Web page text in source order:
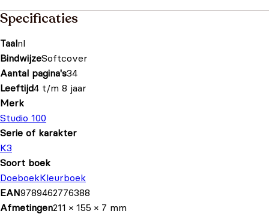
Specificaties
Taalnl
BindwijzeSoftcover
Aantal pagina's34
Leeftijd4 t/m 8 jaar
Merk
Studio 100
Serie of karakter
K3
Soort boek
DoeboekKleurboek
EAN9789462776388
Afmetingen211 × 155 × 7 mm